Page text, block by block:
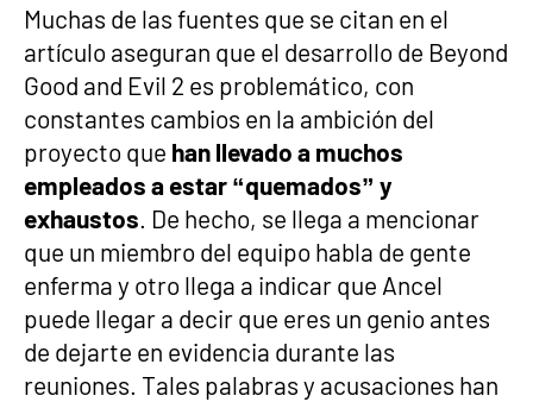
Muchas de las fuentes que se citan en el
artículo aseguran que el desarrollo de Beyond
Good and Evil 2 es problemático, con
constantes cambios en la ambición del
proyecto que han llevado a muchos
empleados a estar “quemados” y
exhaustos. De hecho, se llega a mencionar
que un miembro del equipo habla de gente
enferma y otro llega a indicar que Ancel
puede llegar a decir que eres un genio antes
de dejarte en evidencia durante las
reuniones. Tales palabras y acusaciones han